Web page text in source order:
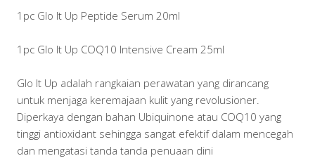
1pc Glo It Up Peptide Serum 20ml
1pc Glo It Up COQ10 Intensive Cream 25ml
Glo It Up adalah rangkaian perawatan yang dirancang
untuk menjaga keremajaan kulit yang revolusioner.
Diperkaya dengan bahan Ubiquinone atau COQ10 yang
tinggi antioxidant sehingga sangat efektif dalam mencegah
dan mengatasi tanda tanda penuaan dini